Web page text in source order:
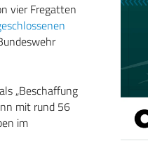
vier Fregatten
„Beschaffung
mit rund 56
im